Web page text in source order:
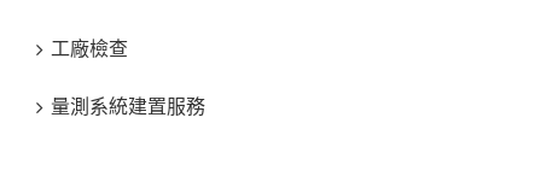
工廠檢查
量測系統建置服務